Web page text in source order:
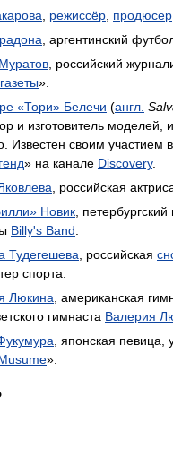
, режиссёр, продюсер
, аргентинский
, российский
».
«Тори» Белечи (англ.
и изготовитель моделей,
Известен своим участием
» на канале Discovery.
, российская
Новик, петербургский
Billy's Band.
Тудегешева, российская
спорта.
Люкина, американская
гимнаста Валерия
, японская певица,
».